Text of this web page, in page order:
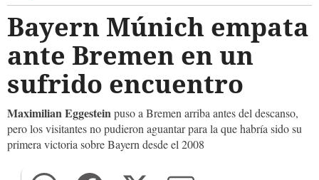
Bayern Múnich empata
ante Bremen en un
sufrido encuentro
Maximilian Eggesteinpuso a Bremen arriba antes del descanso,
pero los visitantes no pudieron aguantar para la que habría sido su
primera victoria sobre Bayern desde el 2008